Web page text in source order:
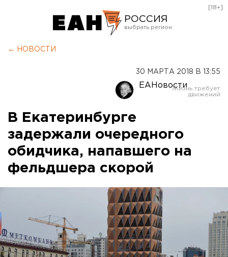
РОССИЯ
Оренбург
[18+]
← НОВОСТИ
30 МАРТА 2018 В 13:55
ЕАНовости
В Екатеринбурге
задержали очередного
обидчика, напавшего на
фельдшера скорой